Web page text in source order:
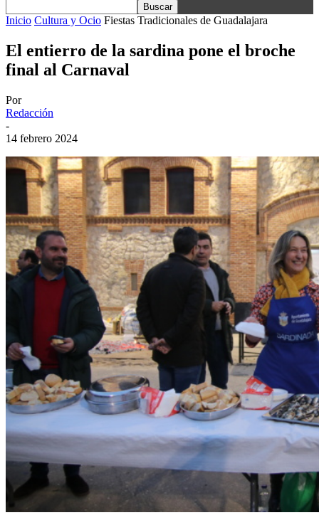
Inicio Cultura y Ocio Fiestas Tradicionales de Guadalajara
El entierro de la sardina pone el broche
final al Carnaval
Por
Redacción
-
14 febrero 2024